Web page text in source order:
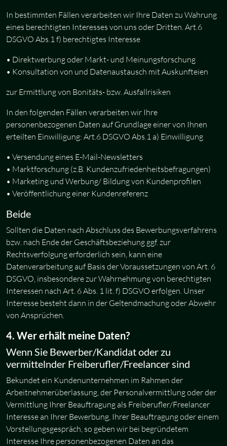
In bestimmten Fällen verarbeiten wir Ihre Daten zu Wahrung
eines berechtigten Interesses von uns oder Dritten. Art.6
DSGVO Abs.1 f) berechtigtes Interesse
• Direktwerbung oder Markt- und Meinungsforschung
• Konsultation von und Datenaustausch mit Auskunfteien
zur Ermittlung von Bonitäts- bzw. Ausfallrisiken
In den folgenden Fällen verarbeiten wir Ihre
personenbezogenen Daten auf Grundlage einer von Ihnen
erteilten Einwilligung: Art.6 DSGVO Abs.1 a) Einwilligung
• Versendung eines E-Mail-Newsletters
• Marktforschung (z.B. Kundenzufriedenheitsbefragungen)
• Marketing und Werbung/ Bildung von Kundenprofilen
• Veröffentlichung einer Kundenreferenz
Beide
Sollten die Daten nach Abschluss des Bewerbungsverfahrens
bzw. nach Ende der Geschäftsbeziehung ggf. zur
Rechtsverfolgung erforderlich sein, kann eine
Datenverarbeitung auf Basis der Voraussetzungen von Art. 6
DSGVO, insbesondere zur Wahrnehmung von berechtigten
Interessen nach Art. 6 Abs. 1 lit. f) DSGVO erfolgen. Unser
Interesse besteht dann in der Geltendmachung oder Abwehr
von Ansprüchen.
4. Wer erhält meine Daten?
Wenn Sie Bewerber/Kandidat oder zu
vermittelnder Freiberufler/Freelancer sind
Bekundet ein Kundenunternehmen im Rahmen der
Arbeitnehmerüberlassung, der Personalvermittlung oder der
Vermittlung Ihrer Beauftragung als Freiberufler/Freelancer
Interesse an Ihrer Bewerbung, Ihrer Beauftragung oder einem
Vorstellungsgespräch, so geben wir bei begründetem
Interesse Ihre personenbezogenen Daten an das